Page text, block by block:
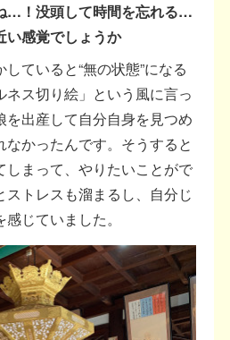
…！没頭して時間を忘れる…
い感覚でしょうか
ていると“無の状態”になる
ス切り絵」という風に言っ
を出産して自分自身を見つめ
なかったんです。そうすると
しまって、やりたいことがで
ストレスも溜まるし、自分じ
じていました。